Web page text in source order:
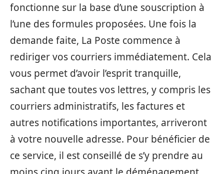
fonctionne sur la base d’une souscription à
l’une des formules proposées. Une fois la
demande faite, La Poste commence à
rediriger vos courriers immédiatement. Cela
vous permet d’avoir l’esprit tranquille,
sachant que toutes vos lettres, y compris les
courriers administratifs, les factures et
autres notifications importantes, arriveront
à votre nouvelle adresse. Pour bénéficier de
ce service, il est conseillé de s’y prendre au